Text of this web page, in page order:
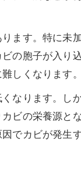
ます。特に未
の胞子が入り
しくなります。
なります。し
ビの栄養源と
でカビが発生